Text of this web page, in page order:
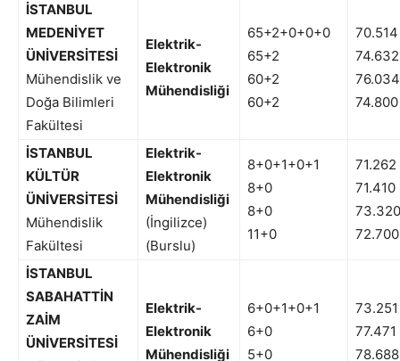
İSTANBUL
MEDENİYET
ÜNİVERSİTESİ
Mühendislik ve
Doğa Bilimleri
Fakültesi
Elektrik-
Elektronik
Mühendisliği
65+2+0+0+0
65+2
60+2
60+2
70.514
74.632
76.034
74.800
İSTANBUL
KÜLTÜR
ÜNİVERSİTESİ
Mühendislik
Fakültesi
Elektrik-
Elektronik
Mühendisliği
(İngilizce)
(Burslu)
8+0+1+0+1
8+0
8+0
11+0
71.262
71.410
73.320
72.700
İSTANBUL
SABAHATTİN
ZAİM
ÜNİVERSİTESİ
Elektrik-
Elektronik
Mühendisliği
6+0+1+0+1
6+0
5+0
73.251
77.471
78.688